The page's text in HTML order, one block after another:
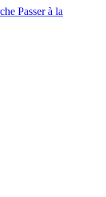
Passer à la